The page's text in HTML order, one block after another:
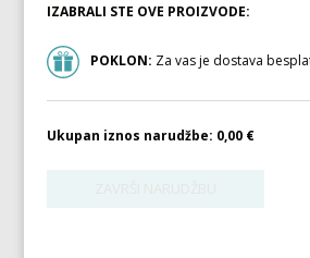
IZABRALI STE OVE PROIZVODE:
POKLON: Za vas je dostava
Ukupan iznos narudžbe: 0,00 €